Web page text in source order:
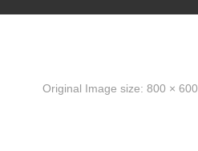
Original Image size: 800 × 600